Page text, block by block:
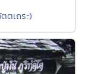
ตเถระ)